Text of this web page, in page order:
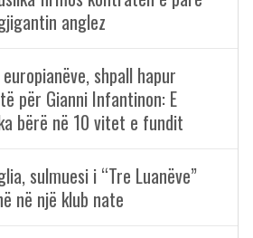
anglez
shpall hapur
për Gianni Infantinon: E
bërë në 10 vitet e fundit
sulmuesi i “Tre Luanëve”
në një klub nate